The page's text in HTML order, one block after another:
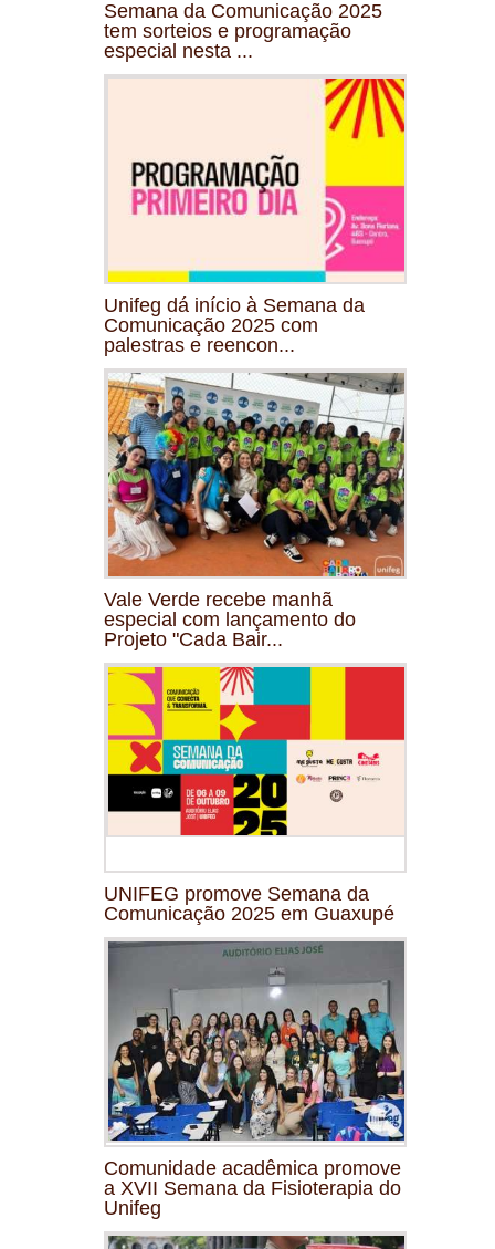
Semana da Comunicação 2025
tem sorteios e programação
especial nesta ...
Unifeg dá início à Semana da
Comunicação 2025 com
palestras e reencon...
Vale Verde recebe manhã
especial com lançamento do
Projeto "Cada Bair...
UNIFEG promove Semana da
Comunicação 2025 em Guaxupé
Comunidade acadêmica promove
a XVII Semana da Fisioterapia do
Unifeg